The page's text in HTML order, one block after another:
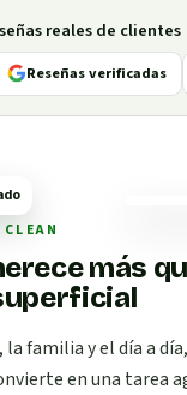
reales de clientes
Reseñas verificadas
más
familia y el día a
en una tarea